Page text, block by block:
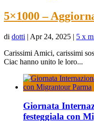
5×1000 –
di dotti | Apr 24, 2025 | 5 x
Carissimi Amici, carissimi
Ciac hanno unito le loro...
Giornata
festeggiala con